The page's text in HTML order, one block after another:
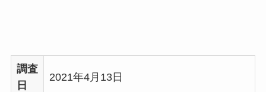
調査
日
2021年4月13日